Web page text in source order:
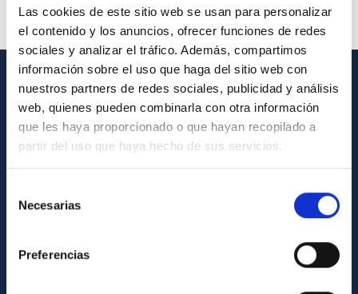
Las cookies de este sitio web se usan para personalizar
el contenido y los anuncios, ofrecer funciones de redes
sociales y analizar el tráfico. Además, compartimos
información sobre el uso que haga del sitio web con
nuestros partners de redes sociales, publicidad y análisis
web, quienes pueden combinarla con otra información
que les haya proporcionado o que hayan recopilado a
partir del uso que haya hecho de sus servicios.
Necesarias
Preferencias
GENERAL INFORMATION
Contact
How to get to the IAC
Library